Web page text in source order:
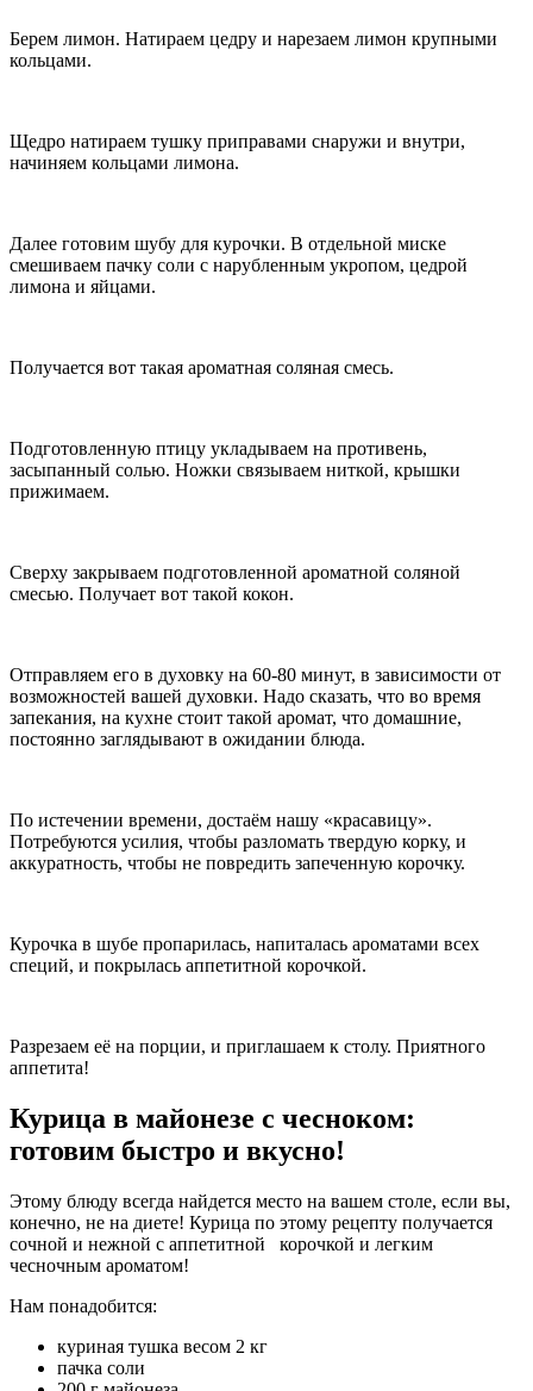
Берем лимон. Натираем цедру и нарезаем лимон крупными
кольцами.
Щедро натираем тушку приправами снаружи и внутри,
начиняем кольцами лимона.
Далее готовим шубу для курочки. В отдельной миске
смешиваем пачку соли с нарубленным укропом, цедрой
лимона и яйцами.
Получается вот такая ароматная соляная смесь.
Подготовленную птицу укладываем на противень,
засыпанный солью. Ножки связываем ниткой, крышки
прижимаем.
Сверху закрываем подготовленной ароматной соляной
смесью. Получает вот такой кокон.
Отправляем его в духовку на 60-80 минут, в зависимости от
возможностей вашей духовки. Надо сказать, что во время
запекания, на кухне стоит такой аромат, что домашние,
постоянно заглядывают в ожидании блюда.
По истечении времени, достаём нашу «красавицу».
Потребуются усилия, чтобы разломать твердую корку, и
аккуратность, чтобы не повредить запеченную корочку.
Курочка в шубе пропарилась, напиталась ароматами всех
специй, и покрылась аппетитной корочкой.
Разрезаем её на порции, и приглашаем к столу. Приятного
аппетита!
Курица в майонезе с чесноком:
готовим быстро и вкусно!
Этому блюду всегда найдется место на вашем столе, если вы,
конечно, не на диете! Курица по этому рецепту получается
сочной и нежной с аппетитной корочкой и легким
чесночным ароматом!
Нам понадобится:
куриная тушка весом 2 кг
пачка соли